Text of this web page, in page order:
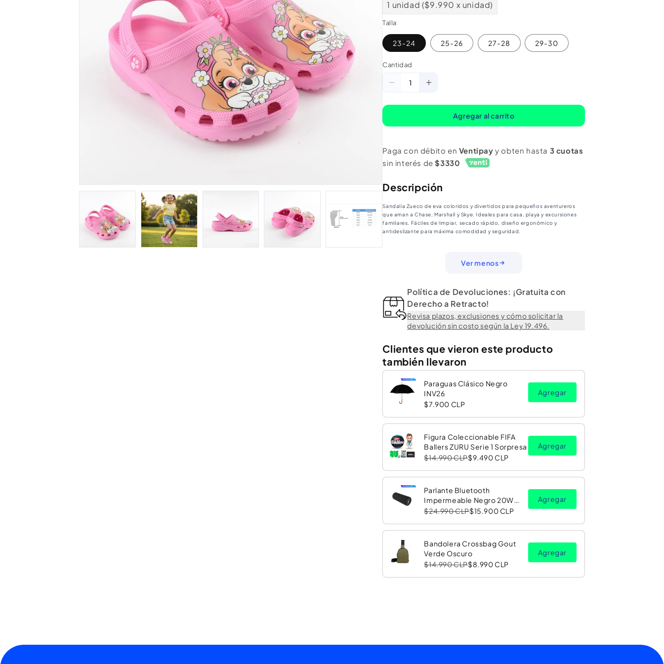
1 unidad ($9.990 x unidad)
Talla
23-24 25-26 27-28 29-30
Cantidad
Cantidad
Reducir
Sandalia
Niña
Paw
Patrol
Rosado
Aumentar
Sandalia
Niña
Paw
Patrol
Rosado
Agregar al carrito
Paga con débito en Ventipay y obten hasta 3 cuotas
sin interés de$3330
Descripción
Sandalia Zueco de eva coloridos y divertidos para pequeños aventureros
que aman a Chase, Marshall y Skye. Ideales para casa, playa y excursiones
familiares. Fáciles de limpiar, secado rápido, diseño ergonómico y
antideslizante para máxima comodidad y seguridad.
Ver menos
Política de Devoluciones: ¡Gratuita con
Derecho a Retracto!
Revisa plazos, exclusiones y cómo solicitar la
devolución sin costo según la Ley 19.496.
Clientes que vieron este producto
también llevaron
Paraguas Clásico Negro
INV26
$7.900 CLP
Agregar
Figura Coleccionable FIFA
Ballers ZURU Serie 1 Sorpresa
$14.990 CLP$9.490 CLP
Agregar
Parlante Bluetooth
Impermeable Negro 20W
con Luz LED RGB PV26 Copec
$24.990 CLP$15.900 CLP
Agregar
Bandolera Crossbag Gout
Verde Oscuro
$14.990 CLP$8.990 CLP
Agregar